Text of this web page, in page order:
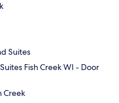
Suites
Fish Creek WI - Door
Creek